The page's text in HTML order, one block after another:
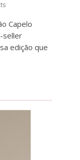
Capelo
seller
edição que